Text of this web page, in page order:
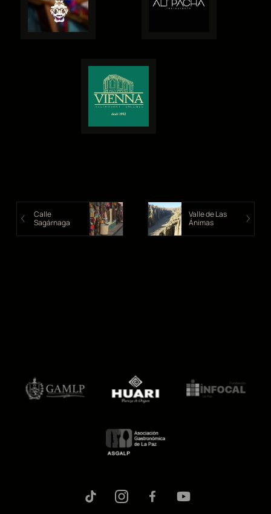
Calle
Sagárnaga
Valle de Las
Ánimas